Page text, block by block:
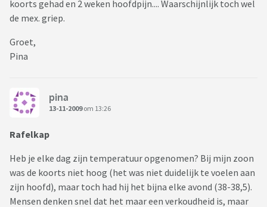
koorts gehad en 2 weken hoofdpijn.... Waarschijnlijk toch wel
de mex. griep.
Groet,
Pina
pina
13-11-2009om 13:26
Rafelkap
Heb je elke dag zijn temperatuur opgenomen? Bij mijn zoon
was de koorts niet hoog (het was niet duidelijk te voelen aan
zijn hoofd), maar toch had hij het bijna elke avond (38-38,5).
Mensen denken snel dat het maar een verkoudheid is, maar